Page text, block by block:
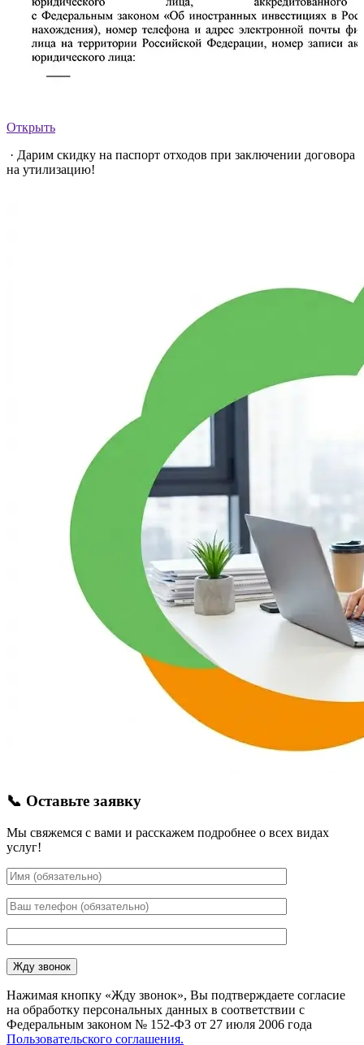
Открыть
· Дарим скидку на паспорт отходов при заключении договора
на утилизацию!
📞 Оставьте заявку
Мы свяжемся с вами и расскажем подробнее о всех видах
услуг!
Нажимая кнопку «Жду звонок», Вы подтверждаете согласие
на обработку персональных данных в соответствии с
Федеральным законом № 152-ФЗ от 27 июля 2006 года
Пользовательского соглашения.